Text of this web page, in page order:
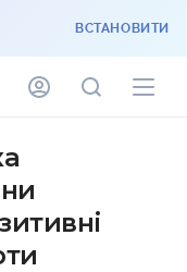
ВСТАНОВИТИ